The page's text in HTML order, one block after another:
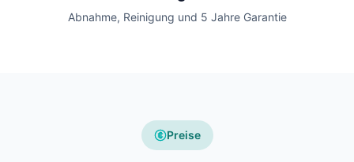
Abnahme, Reinigung und 5 Jahre Garantie
Preise